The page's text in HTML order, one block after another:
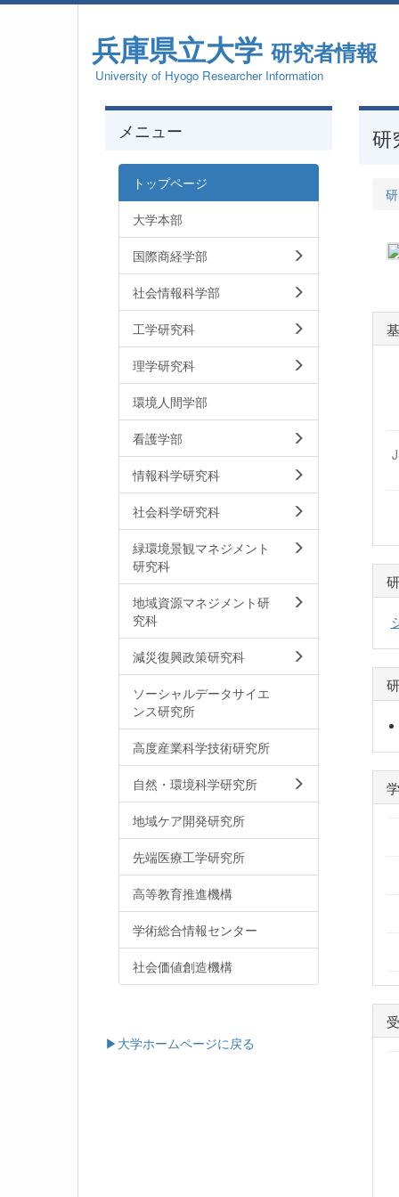
兵庫県立大学 研究者情報
University of Hyogo Researcher Information
研
メニュー
トップページ
大学本部
国際商経学部
社会情報科学部
工学研究科
理学研究科
環境人間学部
看護学部
情報科学研究科
社会科学研究科
緑環境景観マネジメント
研究科
地域資源マネジメント研
究科
減災復興政策研究科
ソーシャルデータサイエ
ンス研究所
高度産業科学技術研究所
自然・環境科学研究所
地域ケア開発研究所
先端医療工学研究所
高等教育推進機構
学術総合情報センター
社会価値創造機構
▶大学ホームページに戻る